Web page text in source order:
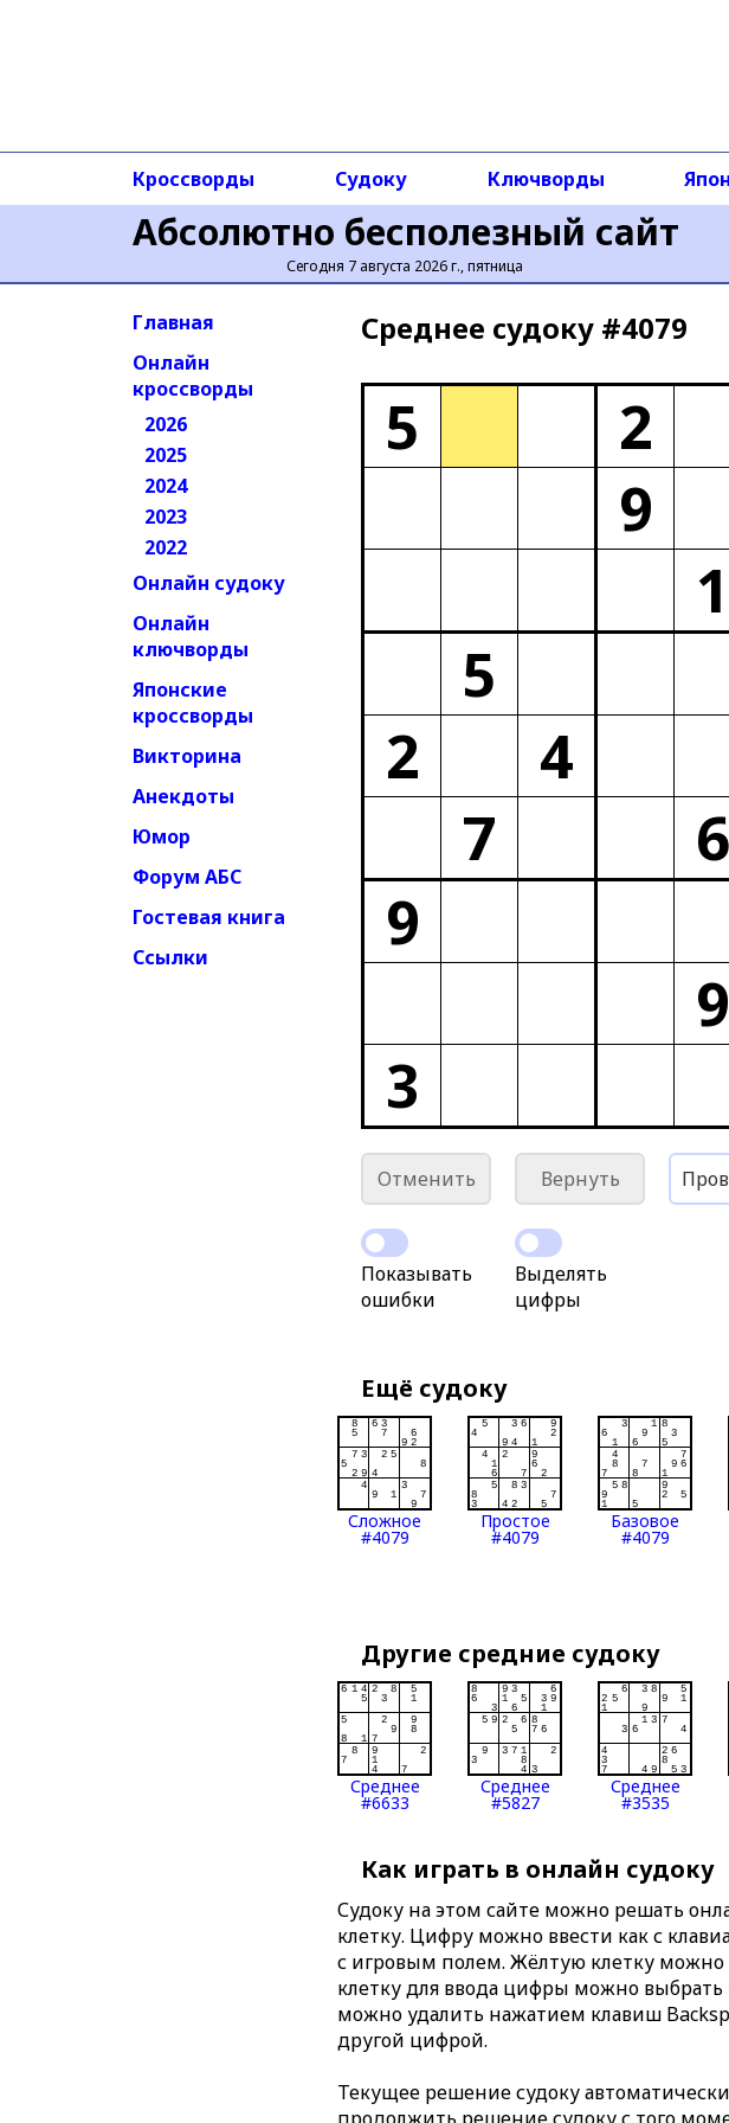
Абсолютно бесполезный сайт
Сегодня 7 августа 2026 г., пятница
Кроссворды Судоку Ключворды
Главная
Онлайн
кроссворды
2026
2025
2024
2023
2022
Онлайн судоку
Онлайн
ключворды
Японские
кроссворды
Викторина
Анекдоты
Юмор
Форум АБС
Гостевая книга
Ссылки
Среднее cудоку #4079
5 2
9
1
5
2
4
7
6
9
9
3
Отменить Вернуть
Показывать
ошибки
Выделять
цифры
Ещё судоку
Сложное
#4079
Простое
#4079
Базовое
#4079
Другие средние судоку
Среднее
#6633
Среднее
#5827
Среднее
#3535
Как играть в онлайн судоку
Судоку на этом сайте можно решать
клетку. Цифру можно ввести как с
с игровым полем. Жёлтую клетку
клетку для ввода цифры можно
можно удалить нажатием клавиш
другой цифрой.
Текущее решение судоку